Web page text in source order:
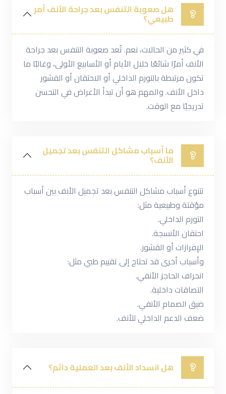
هل صعوبة التنفس بعد جراحة الأنف أمر
طبيعي؟
في كثير من الحالات، نعم. تُعد صعوبة التنفس بعد جراحة
الأنف أمرًا شائعًا خلال الأيام أو الأسابيع الأولى، وغالبًا ما
تكون مرتبطة بالتورم الداخلي أو الاحتقان أو القشور
داخل الأنف. والمهم هو أن تبدأ الأعراض في التحسن
تدريجيًا مع الوقت.
ما أسباب مشاكل التنفس بعد تجميل
الأنف؟
تتنوع أسباب مشاكل التنفس بعد تجميل الأنف بين أسباب
مؤقتة وطبيعية مثل:
التورم الداخلي.
احتقان الأنسجة.
الإفرازات أو القشور.
وأسباب أخرى قد تحتاج إلى تقييم طبي مثل:
انحراف الحاجز الأنفي.
التصاقات داخلية.
ضيق الصمام الأنفي.
ضعف الدعم الداخلي للأنف.
هل انسداد الأنف بعد العملية دائم؟